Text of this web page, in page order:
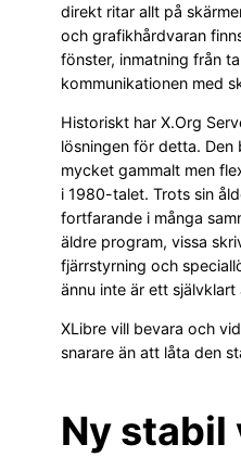
direkt ritar allt på
och grafikhårdvaran
fönster, inmatning från
kommunikationen med
Historiskt har X.Org
lösningen för detta. Den
mycket gammalt men
i 1980-talet. Trots sin
fortfarande i många
äldre program, vissa
fjärrstyrning och
ännu inte är ett självklart
XLibre vill bevara och
snarare än att låta den
Ny stabil